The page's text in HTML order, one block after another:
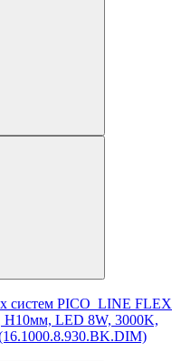
систем PICO_LINE FLEX
LED 8W, 3000K,